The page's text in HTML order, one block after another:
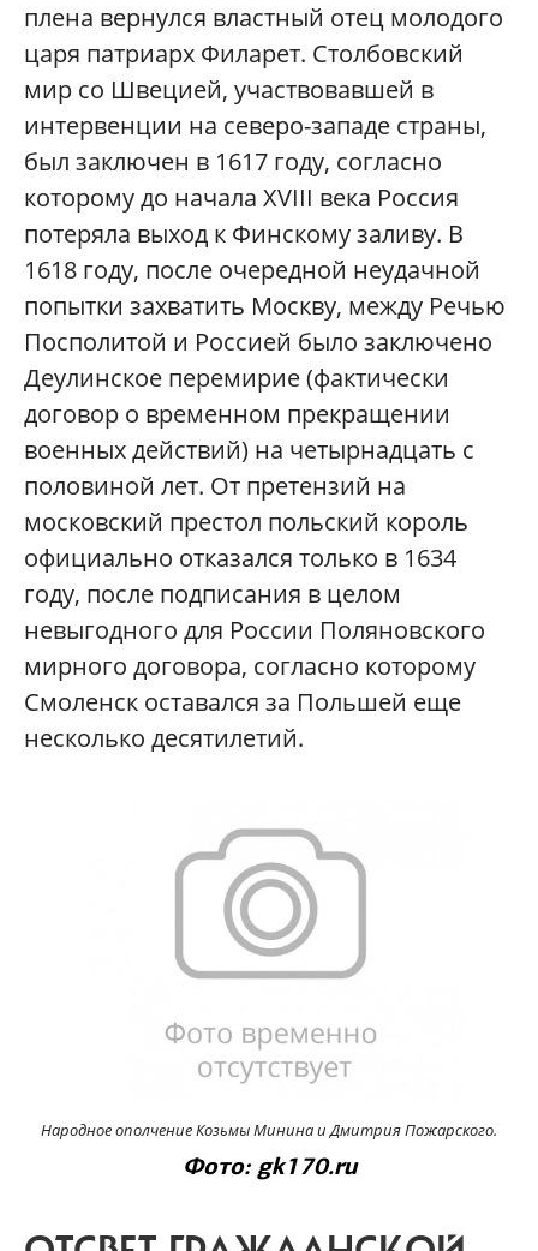
плена вернулся властный отец молодого
царя патриарх Филарет. Столбовский
мир со Швецией, участвовавшей в
интервенции на северо-западе страны,
был заключен в 1617 году, согласно
которому до начала XVIII века Россия
потеряла выход к Финскому заливу. В
1618 году, после очередной неудачной
попытки захватить Москву, между Речью
Посполитой и Россией было заключено
Деулинское перемирие (фактически
договор о временном прекращении
военных действий) на четырнадцать с
половиной лет. От претензий на
московский престол польский король
официально отказался только в 1634
году, после подписания в целом
невыгодного для России Поляновского
мирного договора, согласно которому
Смоленск оставался за Польшей еще
несколько десятилетий.
Народное ополчение Козьмы Минина и Дмитрия Пожарского.
Фото: gk170.ru